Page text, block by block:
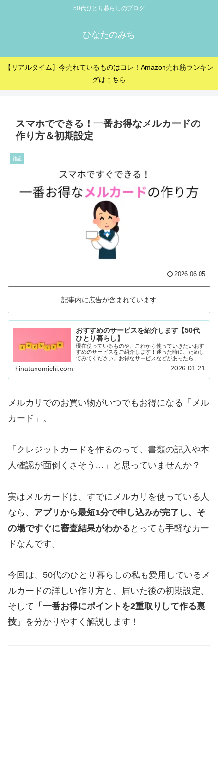
50代ひとり暮らしのブログ
ひなたのみち
【リアルタイム】今売れているものはコレ！Amazon売れ筋ランキン
グはこちら
スマホでできる！一番お得なメルカードの
作り方＆初期設定
雑記
2026.06.05
記事内に広告が含まれています
おすすめのサービスを紹介します【50代
ひとり暮らし】
現在使っているものや、これから使っていきたいおす
すめのサービスをご紹介します！迷った時に、ためし
てみてください。お得なサービスなどがあったら、随
時載せていきます！Amazon prime (アマゾンプラ
イム) 30日間の無料体験ができます。…
hinatanomichi.com 2026.01.21
メルカリでのお買い物がいつでもお得になる「メル
カード」。
「クレジットカードを作るのって、書類の記入や本
人確認が面倒くさそう…」と思っていませんか？
実はメルカードは、すでにメルカリを使っている人
なら、 アプリから最短1分で申し込みが完了し、そ
の場ですぐに審査結果がわかる とっても手軽なカー
ドなんです。
今回は、50代のひとり暮らしの私も愛用しているメ
ルカードの詳しい作り方と、届いた後の初期設定、
そして 「一番お得にポイントを2重取りして作る裏
技」 を分かりやすく解説します！